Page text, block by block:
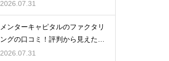
とは
2026.07.31
メンターキャピタルのファクタリ
ングの口コミ！評判から見えた利
用者の本音
2026.07.31